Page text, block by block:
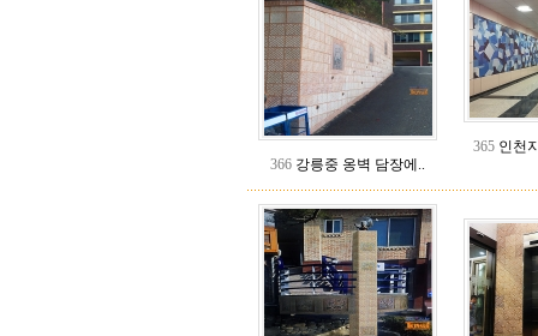
366 강릉중 옹벽 담장에..
365 인천